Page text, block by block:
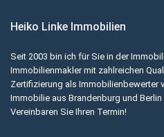
Heiko Linke Immobilien
Seit 2003 bin ich für Sie in der
Immobilienmakler mit zahlreichen
Zertifizierung als Immobilienbewerter
Immobilie aus Brandenburg und
Vereinbaren Sie Ihren Termin!